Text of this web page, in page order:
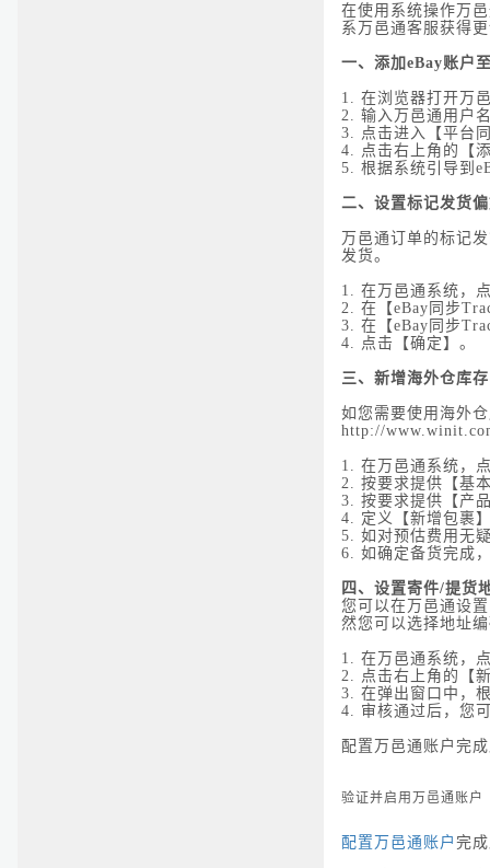
在使用系统操作万
系万邑通客服获得
一、添加eBay账户
1. 在浏览器打开万
2. 输入万邑通用户
3.
点击进入【平台
4.
点击右上角的【
5. 根据系统引导到
二、设置标记发货
万邑通订单的标记
发货。
1. 在万邑通系统，
2. 在【eBay同步
3. 在【eBay同步
4.
点击【确定】。
三、新增海外仓库存
如您需要使用海外
http://
1. 在万邑通系统，
2. 按要求提供【基
3. 按要求提供【产
4. 定义【新增包裹
5. 如对预估费用无
6. 如确定备货完成
四、设置寄件/提货
您可以在万邑通设
然您可以选择地址
1. 在万邑通系统，
2.
点击右上角的【
3. 在弹出窗口中，
4. 审核通过后，您
配置万邑通账户完
验证并启用万邑通账户
配置万邑通账户 完